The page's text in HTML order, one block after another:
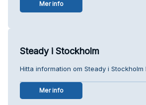
Mer info
Steady i Stockholm
Hitta information om Steady i Stockholm
Mer info